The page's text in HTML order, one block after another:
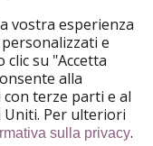
vostra esperienza
e
su "Accetta
alla
terze parti e al
Per ulteriori
sulla privacy.